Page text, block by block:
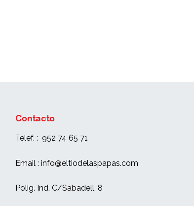
Contacto
Telef. : 952 74 65 71
Email : info@eltiodelaspapas.com
Polig. Ind. C/Sabadell, 8